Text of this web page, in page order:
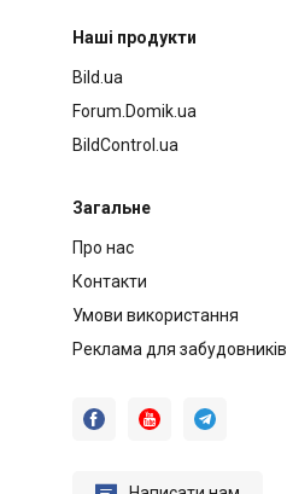
Наші продукти
Bild.ua
Forum.Domik.ua
BildControl.ua
Загальне
Про нас
Контакти
Умови використання
Реклама для забудовників
  